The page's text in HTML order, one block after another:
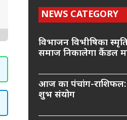
NEWS CATEGORY
विभाजन विभीषिका
समाज निकालेगा कैंडल
आज का पंचांग-राशिफल:
शुभ संयोग